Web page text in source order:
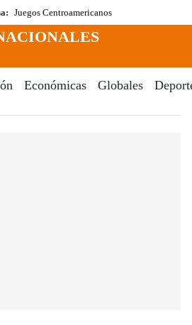
Juegos Centroamericanos
Económicas Globales